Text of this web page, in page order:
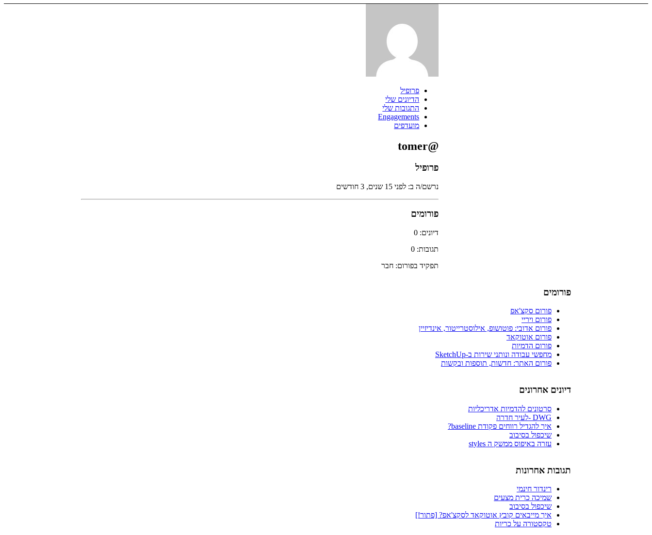
פרופיל
הדיונים שלי
התגובות שלי
Engagements
מועדפים
@tomer
פרופיל
נרשם/ה ב: לפני 15 שנים, 3 חודשים
פורומים
דיונים: 0
תגובות: 0
תפקיד בפורום: חבר
פורומים
פורום סקצ'אפ
פורום ויריי
פורום אדובי: פוטושופ, אילוסטרייטור, אינדיזיין
פורום אוטוקאד
פורום הדמיות
מחפשי עבודה ונותני שירות ב-SketchUp
פורום האתר: חדשות, תוספות ובקשות
דיונים אחרונים
סרטונים להדמיות אדריכליות
DWG -לעיר חדרה
איך להגדיל רווחים פקודת baseline?
שיכפול בסיבוב
עזרה באיפוס ממשק ה styles
תגובות אחרונות
רינדור חינמי
שמיכה כרית מצעים
שיכפול בסיבוב
איך מייבאים קובץ אוטוקאד לסקצ'אפ? [פתור!]
טקסטורה על כריות